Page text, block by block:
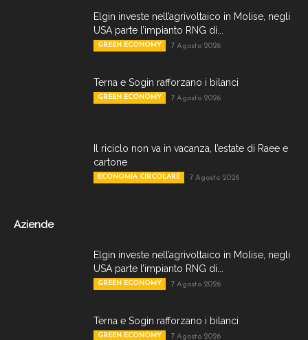
Elgin investe nell’agrivoltaico in Molise, negli
USA parte l’impianto RNG di...
GREEN ECONOMY 7 Agosto 2026
Terna e Sogin rafforzano i bilanci
GREEN ECONOMY 7 Agosto 2026
Il riciclo non va in vacanza, l’estate di Raee e
cartone
ECONOMIA CIRCOLARE 7 Agosto 2026
Aziende
Elgin investe nell’agrivoltaico in Molise, negli
USA parte l’impianto RNG di...
GREEN ECONOMY 7 Agosto 2026
Terna e Sogin rafforzano i bilanci
GREEN ECONOMY 7 Agosto 2026